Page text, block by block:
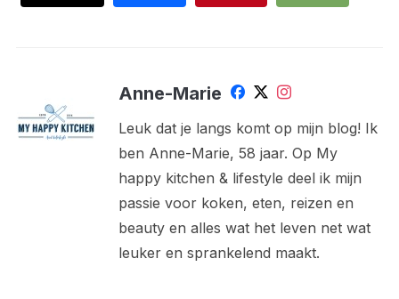
Anne-Marie
Leuk dat je langs komt op mijn blog! Ik
ben Anne-Marie, 58 jaar. Op My
happy kitchen & lifestyle deel ik mijn
passie voor koken, eten, reizen en
beauty en alles wat het leven net wat
leuker en sprankelend maakt.